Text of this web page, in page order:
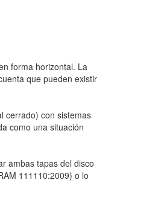
forma horizontal. La
que pueden existir
cerrado) con sistemas
como una situación
ambas tapas del disco
111110:2009) o lo